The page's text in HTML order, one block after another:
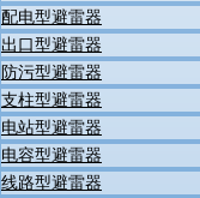
配电型避雷器
出口型避雷器
防污型避雷器
支柱型避雷器
电站型避雷器
电容型避雷器
线路型避雷器